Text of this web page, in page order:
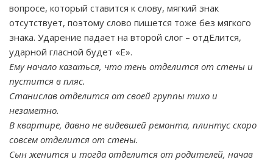
вопросе, который ставится к слову, мягкий знак
отсутствует, поэтому слово пишется тоже без мягкого
знака. Ударение падает на второй слог – отдЕлится,
ударной гласной будет «Е».
Ему начало казаться, что тень отделится от стены и
пустится в пляс.
Станислав отделится от своей группы тихо и
незаметно.
В квартире, давно не видевшей ремонта, плинтус скоро
совсем отделится от стены.
Сын женится и тогда отделится от родителей, начав